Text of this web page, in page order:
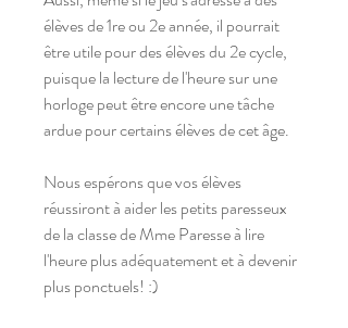
élèves de 1re ou 2e année, il pourrait
être utile pour des élèves du 2e cycle,
puisque la lecture de l'heure sur une
horloge peut être encore une tâche
ardue pour certains élèves de cet âge.
Nous espérons que vos élèves
réussiront à aider les petits paresseux
de la classe de Mme Paresse à lire
l'heure plus adéquatement et à devenir
plus ponctuels! :)